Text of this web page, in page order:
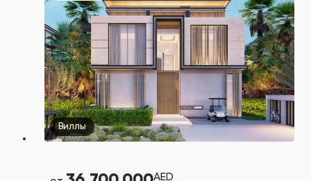
последний шанс купить недвижимость в
этом проекте, так как комьюнити больше
застраиваться не будет!
Виллы
AED